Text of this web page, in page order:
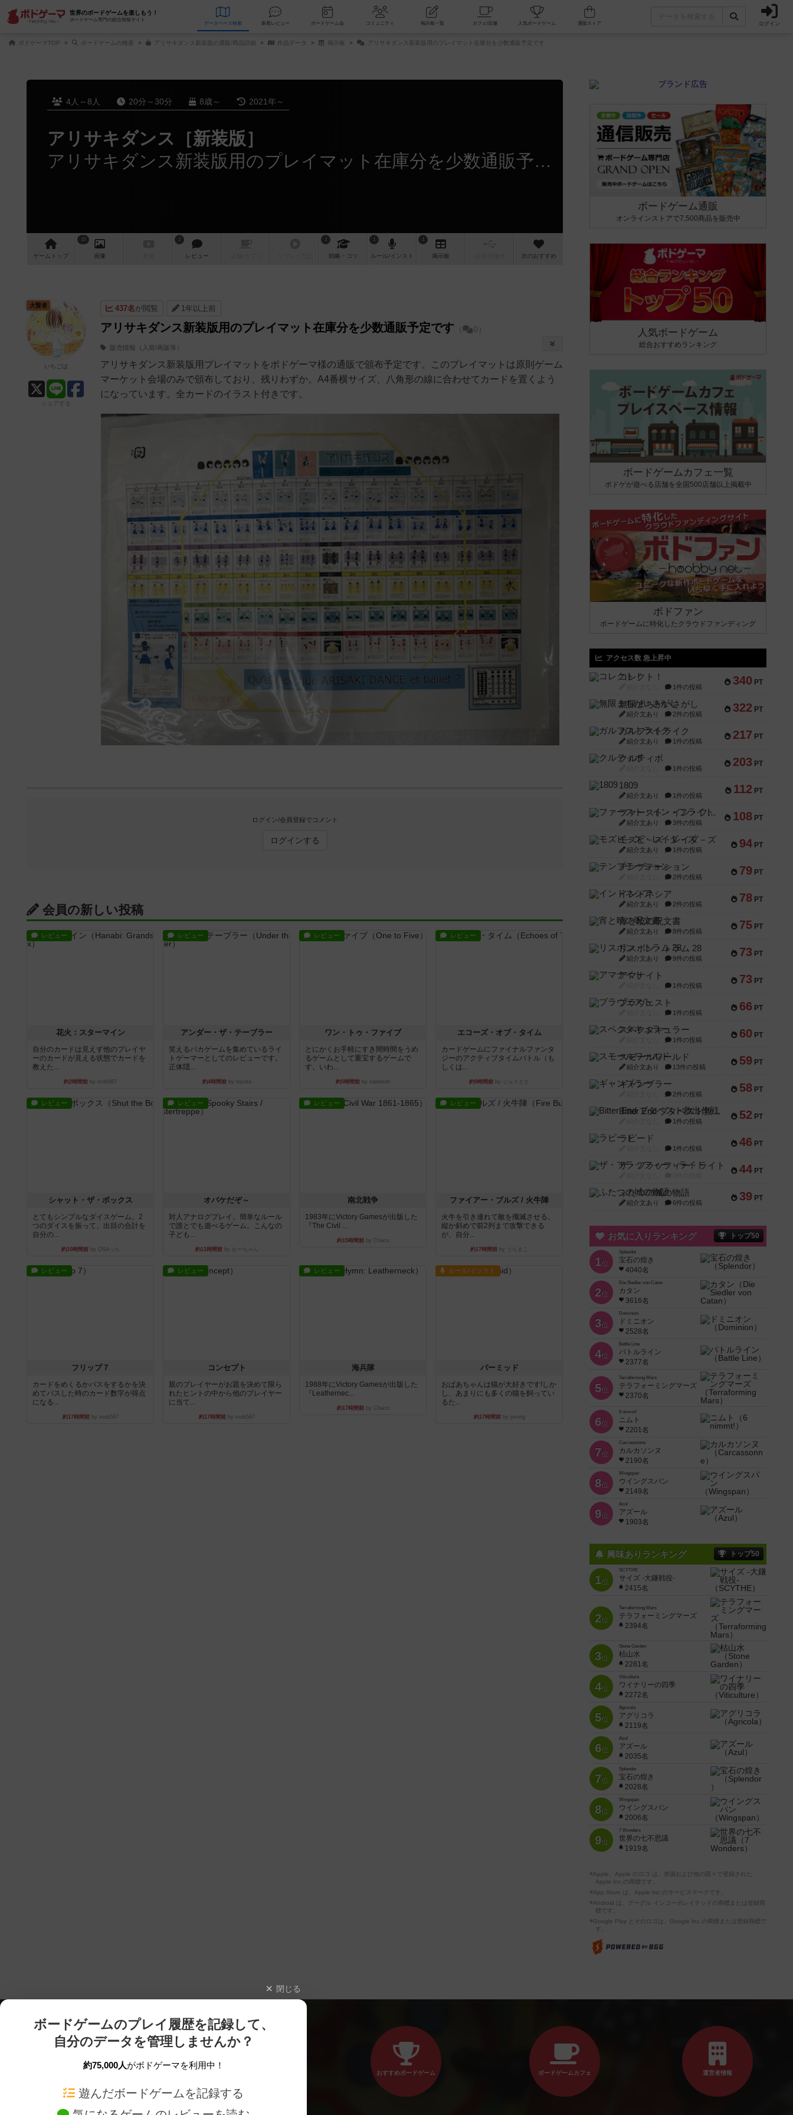
世界のボードゲームを楽しもう！
ボードゲーム専門の総合情報サイト
データベース 検索 新着レビュー ボードゲーム会 コミュニティ 掲示板一覧 カフェ/店舗 人気ボードゲーム ログイン
ボドゲーマTOP ボードゲームの検索 アリサキダンス新装版の通販/商品詳細 作品データ 掲示板 アリサキダンス新装版用のプレイマット在庫分を少数通販予定です
4人～8人 20分～30分 8歳～ 2021年～
アリサキダンス［新装版］
アリサキダンス新装版用のプレイマット在庫分を少数通販予定です
ゲーム トップ
15
画像
1
レビュー
1
戦略 ・コツ
1
ルール/インスト
1
掲示板 次のおすすめ
437名が閲覧 1年以上前
アリサキダンス新装版用のプレイマット在庫分を少数通販予定です （ 0）
販売情報（入荷/再販等）
アリサキダンス新装版用プレイマットをボドゲーマ様の通販で頒布予定です。このプレイマットは原則ゲーム
マーケット会場のみで頒布しており、残りわずか。A4番横サイズ、八角形の線に合わせてカードを置くよう
になっています。全カードのイラスト付きです。
大賢者
いちごば
シェアする
ログイン/会員登録でコメント
ログインする
会員の新しい投稿
レビュー
花火：スターマイン
自分のカードは見えず他のプレイヤ
ーのカードが見える状態でカードを
教えた...
約2時間前 by mob567
レビュー
アンダー・ザ・テーブラー
笑えるバカゲームを集めているライ
トゲーマーとしてのレビューです。
正体隠...
約4時間前by toyota
レビュー
ワン・トゥ・ファイブ
とにかくお手軽にすき間時間をうめ
るゲームとして重宝するゲームで
す。いわ...
約5時間前 by nabekoh
レビュー
エコーズ・オブ・タイム
カードゲームにファイナルファンタ
ジーのアクティブタイムバトル（も
しくは...
約9時間前 by ジェイとと
レビュー
シャット・ザ・ボックス
とてもシンプルなダイスゲーム。2
つのダイスを振って、出目の合計を
自分の...
約10時間前by OSAっち
レビュー
オバケだぞ～
対人アナログプレイ。簡単なルール
で誰とでも遊べるゲーム。こんなの
子ども...
約11時間前by おーちゃん
レビュー
南北戦争
1983年にVictory Gamesが出版した
『The Civil ...
約15時間前by Chaco
レビュー
ファイアー・ブルズ / 火牛陣
火牛を引き連れて敵を殲滅させる。
縦か斜めで前2列まで攻撃できる
が、自分...
約17時間前 by うらまこ
レビュー
フリップ７
カードをめくるかパスをするかを決
めてパスした時のカード数字が得点
になる...
約17時間前by mob567
レビュー
コンセプト
親のプレイヤーがお題を決めて限ら
れたヒントの中から他のプレイヤー
に当て...
約17時間前by mob567
レビュー
海兵隊
1988年にVictory Gamesが出版した
『Leathernec...
約17時間前by Chaco
ルール/インスト
パーミッド
おばあちゃんは猫が大好きです!しか
し、あまりにも多くの猫を飼ってい
るた...
約17時間前by jurong
ボードゲーム通販
オンラインストアで7,500商品を販売中
人気ボードゲーム
総合おすすめランキング
ボードゲームカフェ一覧
ボドゲが遊べる店舗を全国500店舗以上掲載中
ボドファン
ボードゲームに特化したクラウドファンディング
アクセス数 急上昇中
340 PT
コレクト！
1件の投稿
322 PT
無限まちがいさがし
紹介文あり 2件の投稿
217 PT
ガルフストライク
紹介文あり 1件の投稿
203 PT
クルティボ
1件の投稿
112 PT
1809
紹介文あり 1件の投稿
108 PT
ファースト・イン・フライト
紹介文あり 3件の投稿
94 PT
モズビ－ズ・レイダ－ズ
紹介文あり 1件の投稿
79 PT
テンプテーション
2件の投稿
78 PT
インドネシア
紹介文あり 2件の投稿
75 PT
宵と暁の呪文書
紹介文あり 8件の投稿
73 PT
リスボン・トラム 28
紹介文あり 9件の投稿
73 PT
アマナイト
1件の投稿
66 PT
ブラヴェスト
1件の投稿
60 PT
スペクタキュラー
1件の投稿
59 PT
スモールワールド
紹介文あり 13件の投稿
58 PT
ギャンブラー
2件の投稿
52 PT
Bitter End ブタペスト救出作戦
1件の投稿
46 PT
ラピード
1件の投稿
44 PT
ザ・フラッフィー・ライト
39 PT
ふたつの城の物語
紹介文あり 6件の投稿
お気に入りランキング トップ50
1位
Splendor
宝石の煌き
4040名
2位
Die Siedler von Catan
カタン
3616名
3位
Dominion
ドミニオン
2528名
4位
Battle Line
バトルライン
2377名
5位
Terraforming Mars
テラフォーミングマーズ
2370名
6位
6 nimmt!
ニムト
2201名
7位
Carcassonne
カルカソンヌ
2190名
8位
Wingspan
ウイングスパン
2149名
9位
Azul
アズール
1903名
興味ありランキング トップ50
1位
SCYTHE
サイズ -大鎌戦役-
2415名
2位
Terraforming Mars
テラフォーミングマーズ
2394名
3位
Stone Garden
枯山水
2281名
4位
Viticulture
ワイナリーの四季
2272名
5位
Agricola
アグリコラ
2119名
6位
Azul
アズール
2035名
7位
Splendor
宝石の煌き
2028名
8位
Wingspan
ウイングスパン
2006名
9位
7 Wonders
世界の七不思議
1919名
※Apple、Apple のロゴ は、米国および他の国々で登録された
Apple Inc.の商標です。
※App Store は、Apple Inc.のサービスマークです。
※Android は、グーグル インコーポレイテッドの商標または登録商
標です。
※Google Play とそのロゴは、Google Inc.の商標または登録商標で
す。
閉じる
ボードゲームのプレイ履歴を記録して、
自分のデータを管理しませんか？
約75,000人がボドゲーマを利用中！
遊んだボードゲームを記録する
おすすめボードゲーム ボードゲームカフェ 運営者情報